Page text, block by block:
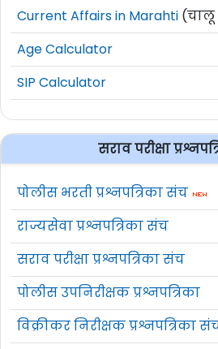
Current Affairs in Marahti (चालू
Age Calculator
SIP Calculator
सराव परीक्षा
पोलीस भरती प्रश्नपत्रिका संच
राज्यसेवा प्रश्नपत्रिका संच
सराव परीक्षा प्रश्नपत्रिका संच
पोलीस उपनिरीक्षक प्रश्नपत्रिका
विक्रीकर निरीक्षक प्रश्नपत्रिका